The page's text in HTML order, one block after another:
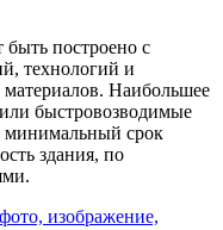
быть построено с
технологий и
материалов. Наибольшее
быстровозводимые
минимальный срок
здания, по